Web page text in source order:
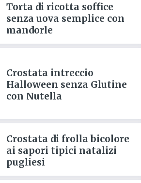
Torta di ricotta soffice
senza uova semplice con
mandorle
Crostata intreccio
Halloween senza Glutine
con Nutella
Crostata di frolla bicolore
ai sapori tipici natalizi
pugliesi